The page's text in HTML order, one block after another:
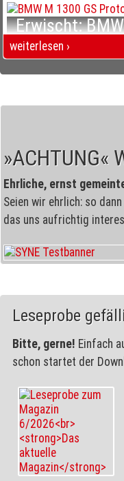
Erwischt:
Mehr Offroad, mehr
weiterlesen ›
»ACHTUNG«
Ehrliche, ernst
Seien wir ehrlich: so
das uns aufrichtig
Leseprobe
Bitte, gerne! Einfach
schon startet der